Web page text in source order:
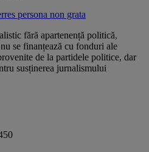
persona non grata
fără apartenență politică,
se finanțează cu fonduri ale
de la partidele politice, dar
susținerea jurnalismului